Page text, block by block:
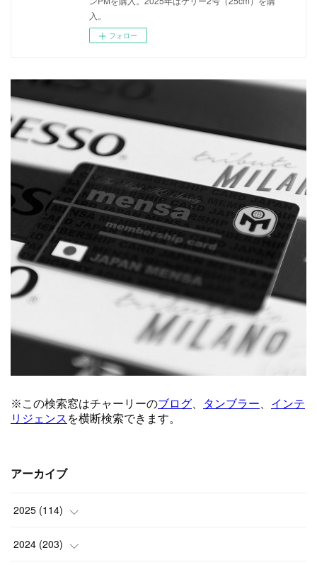
入。
フォロー
アーカイブ
2025 (114)
(1)
2024 (203)